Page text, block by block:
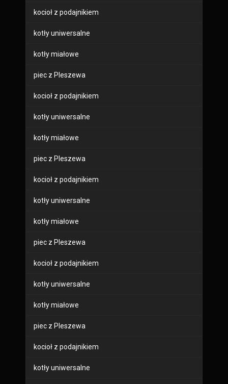
kocioł z podajnikiem
kotły uniwersalne
kotły miałowe
piec z Pleszewa
kocioł z podajnikiem
kotły uniwersalne
kotły miałowe
piec z Pleszewa
kocioł z podajnikiem
kotły uniwersalne
kotły miałowe
piec z Pleszewa
kocioł z podajnikiem
kotły uniwersalne
kotły miałowe
piec z Pleszewa
kocioł z podajnikiem
kotły uniwersalne